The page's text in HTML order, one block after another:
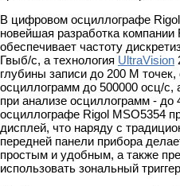
В цифровом осциллографе
новейшая разработка
обеспечивает частоту
Гвыб/с, а технология UltraVision
глубины записи до 200 М точек,
осциллограмм до 500000 осц/
при анализе осциллограмм -
осциллографе Rigol MSO5354
дисплей, что наряду с
передней панели прибора
простым и удобным, а также
использовать зональный